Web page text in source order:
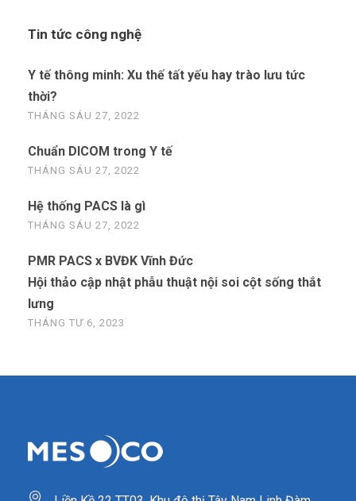
Tin tức công nghệ
Y tế thông minh: Xu thế tất yếu hay trào lưu tức
thời?
THÁNG SÁU 27, 2022
Chuẩn DICOM trong Y tế
THÁNG SÁU 27, 2022
Hệ thống PACS là gì
THÁNG SÁU 27, 2022
PMR PACS x BVĐK Vĩnh Đức
Hội thảo cập nhật phẫu thuật nội soi cột sống thắt
lưng
THÁNG TƯ 6, 2023